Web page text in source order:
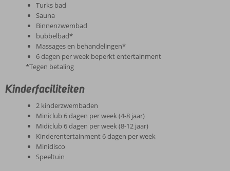
Turks bad
Sauna
Binnenzwembad
bubbelbad*
Massages en behandelingen*
6 dagen per week beperkt entertainment
*Tegen betaling
Kinderfaciliteiten
2 kinderzwembaden
Miniclub 6 dagen per week (4-8 jaar)
Midiclub 6 dagen per week (8-12 jaar)
Kinderentertainment 6 dagen per week
Minidisco
Speeltuin